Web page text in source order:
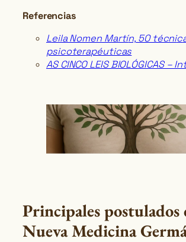
Referencias
Leila Nomen Martín, 50 técnic
psicoterapéuticas
ASCINCO LEIS BIOLÓGICAS –
Principales postulados
Nueva Medicina